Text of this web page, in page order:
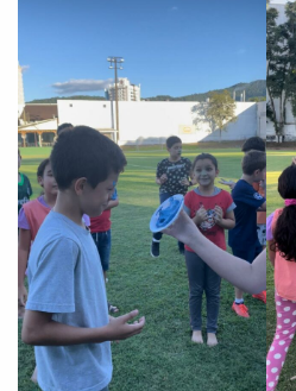
Você é aluno inFlux?
Sim Não